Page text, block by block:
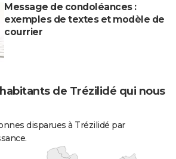
Message de condoléances :
exemples de textes et modèle de
courrier
de Trézilidé qui nous
disparues à Trézilidé par